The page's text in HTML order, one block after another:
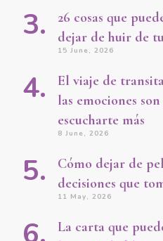
26 cosas que
dejar de huir de
15 June, 2026
El viaje de
las emociones
escucharte más
8 June, 2026
Cómo dejar de
decisiones que
11 May, 2026
La carta que